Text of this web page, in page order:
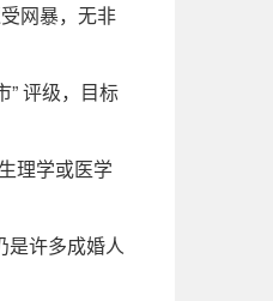
网暴，无非
评级，目标
理学或医学
许多成婚人